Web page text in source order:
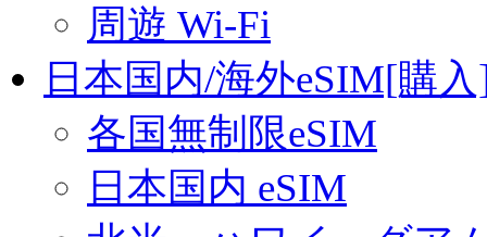
周遊 Wi-Fi
日本国内/海外eSIM[購
各国無制限eSIM
日本国内 eSIM